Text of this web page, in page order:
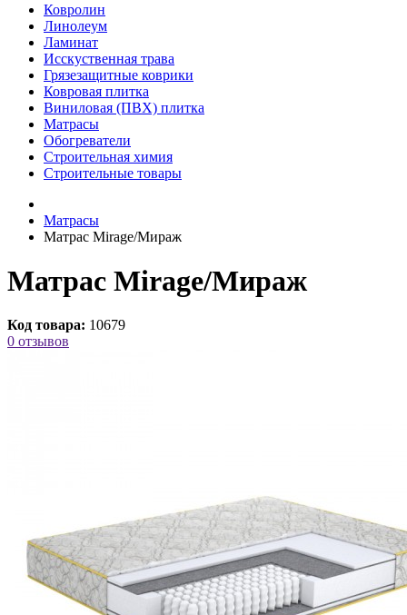
Ковролин
Линолеум
Ламинат
Исскуственная трава
Грязезащитные коврики
Ковровая плитка
Виниловая (ПВХ) плитка
Матрасы
Обогреватели
Строительная химия
Строительные товары
Матрасы
Матрас Mirage/Мираж
Матрас Mirage/Мираж
Код товара: 10679
0 отзывов